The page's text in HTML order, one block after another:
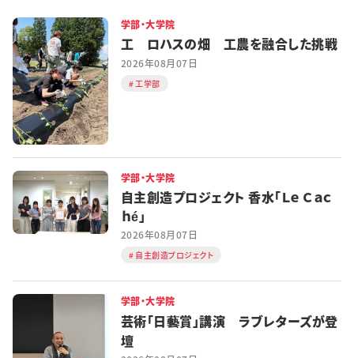
学部・大学院
工 ロハスの畑 工農を融合した挑戦
2026年08月07日
工学部
学部・大学院
自主創造プロジェクト 香水「Ｌｅ Ｃａｃ
ｈé」
2026年08月07日
自主創造プロジェクト
学部・大学院
芸術「日藝賞」講演 ラブレターズが登
壇